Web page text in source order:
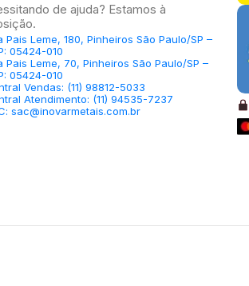
de ajuda? Estamos à
Pais Leme, 180, Pinheiros São Paulo/SP –
05424-010
Pais Leme, 70, Pinheiros São Paulo/SP –
05424-010
Vendas: (11) 98812-5033
Atendimento: (11) 94535-7237
sac@inovarmetais.com.br